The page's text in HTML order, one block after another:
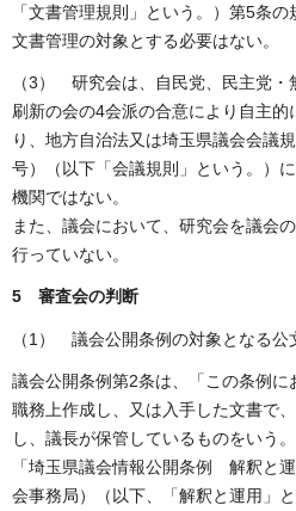
「文書管理規則」という。）第5条
文書管理の対象とする必要はない。
（3） 研究会は、自民党、民主党・
刷新の会の4会派の合意により自主
り、地方自治法又は埼玉県議会会議
号）（以下「会議規則」という。）
機関ではない。
また、議会において、研究会を議会
行っていない。
5 審査会の判断
（1） 議会公開条例の対象となる公
議会公開条例第2条は、「この条例
職務上作成し、又は入手した文書で
し、議長が保管しているものをいう
「埼玉県議会情報公開条例 解釈と
会事務局）（以下、「解釈と運用」